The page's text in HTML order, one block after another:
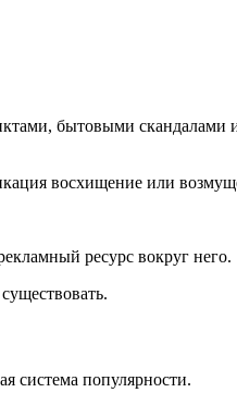
бытовыми
восхищение или
ресурс вокруг него.
система популярности.